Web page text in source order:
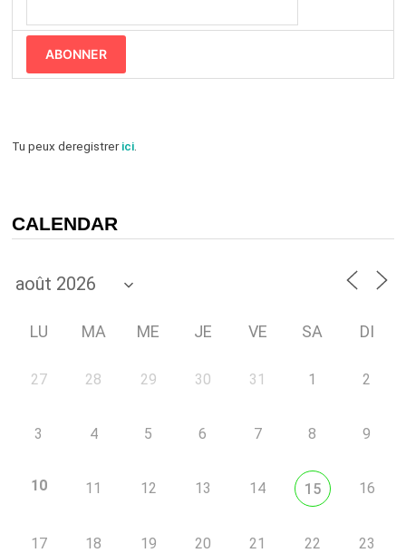
ABONNER
Tu peux deregistrerici.
CALENDAR
LU MA ME JE VE SA DI
27 28 29 30 31 1 2
3 4 5 6 7 8 9
10 11 12 13 14 15 16
17 18 19 20 21 22 23